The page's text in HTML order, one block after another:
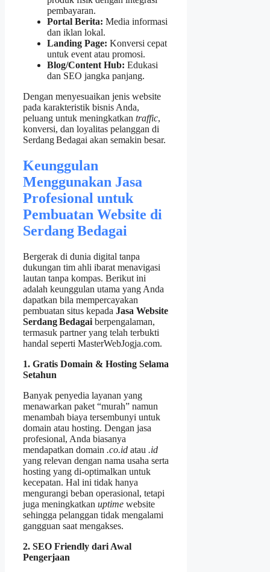
pembayaran.
Portal Berita: Media informasi
dan iklan lokal.
Landing Page: Konversi cepat
untuk event atau promosi.
Blog/Content Hub: Edukasi
dan SEO jangka panjang.
Dengan menyesuaikan jenis website
pada karakteristik bisnis Anda,
peluang untuk meningkatkan traffic,
konversi, dan loyalitas pelanggan di
Serdang Bedagai akan semakin besar.
Keunggulan
Menggunakan Jasa
Profesional untuk
Pembuatan Website di
Serdang Bedagai
Bergerak di dunia digital tanpa
dukungan tim ahli ibarat menavigasi
lautan tanpa kompas. Berikut ini
adalah keunggulan utama yang Anda
dapatkan bila mempercayakan
pembuatan situs kepada Jasa Website
Serdang Bedagai berpengalaman,
termasuk partner yang telah terbukti
handal seperti MasterWebJogja.com.
1. Gratis Domain & Hosting Selama
Setahun
Banyak penyedia layanan yang
menawarkan paket “murah” namun
menambah biaya tersembunyi untuk
domain atau hosting. Dengan jasa
profesional, Anda biasanya
mendapatkan domain .co.id atau .id
yang relevan dengan nama usaha serta
hosting yang di‑optimalkan untuk
kecepatan. Hal ini tidak hanya
mengurangi beban operasional, tetapi
juga meningkatkan uptime website
sehingga pelanggan tidak mengalami
gangguan saat mengakses.
2. SEO Friendly dari Awal
Pengerjaan